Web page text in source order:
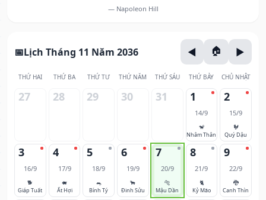
— Napoleon Hill
Lịch Tháng 11 Năm 2036
THỨ HAI THỨ BA THỨ TƯ THỨ NĂM THỨ SÁU THỨ BẢY CHỦ NHẬT
27 28 29 30 31 1
14/9
🐒
Nhâm Thân
2
15/9
🐓
Quý Dậu
3
16/9
🐕
Giáp Tuất
4
17/9
🐖
Ất Hợi
5
18/9
🐀
Bính Tý
6
19/9
🐂
Đinh Sửu
7
20/9
🐅
Mậu Dần
8
21/9
🐈
Kỷ Mão
9
22/9
🐉
Canh Thìn